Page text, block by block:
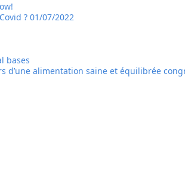
? 01/07/2022
bases
d’une alimentation saine et équilibrée